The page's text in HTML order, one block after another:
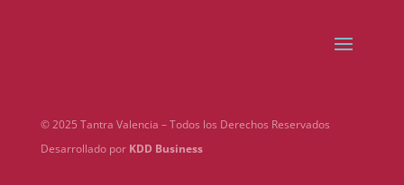
© 2025 Tantra Valencia – Todos los Derechos Reservados
Desarrollado por KDD Business